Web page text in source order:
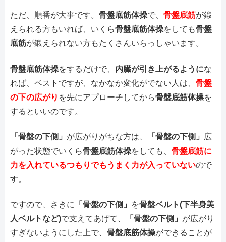
ただ、順番が大事です。 骨盤底筋体操で、 骨盤底筋が鍛
えられる方もいれば、いくら骨盤底筋体操をしても骨盤
底筋が鍛えられない方もたくさんいらっしゃいます。
骨盤底筋体操をするだけで、 内臓が引き上がるようにな
れば、ベストですが、なかなか変化がでない人は、 骨盤
の下の広がり を先にアプローチしてから骨盤底筋体操を
するといいのです。
「骨盤の下側」 が広がりがちな方は、 「骨盤の下側」
広
がった状態でいくら骨盤底筋体操をしても、 骨盤底筋に
力を入れているつもりでもうまく力が入っていないので
す。
ですので、さきに 「骨盤の下側」 を骨盤ベルト(下半身美
人ベルトなど)で支えてあげて、 「骨盤の下側」 が広がり
すぎないようにした上で、 骨盤底筋体操ができることが